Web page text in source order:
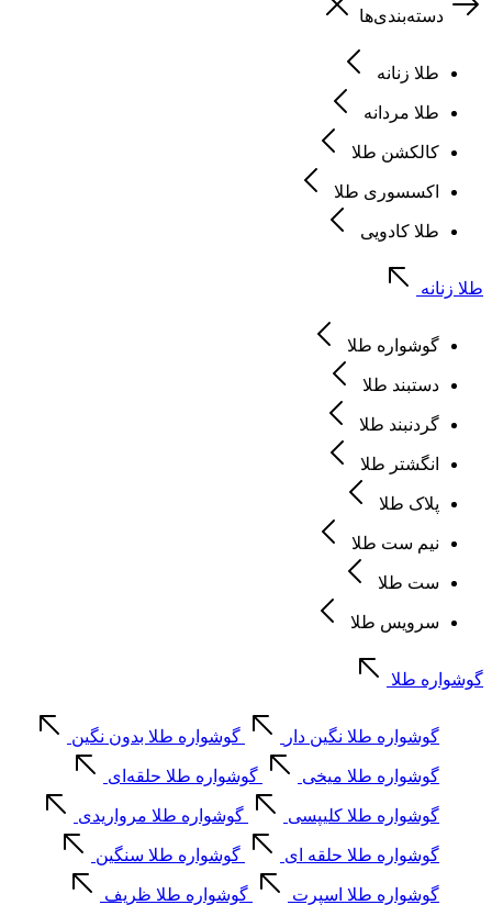
دسته‌بندی‌ها
طلا زنانه
طلا مردانه
کالکشن طلا
اکسسوری طلا
طلا کادویی
طلا زنانه
گوشواره طلا
دستبند طلا
گردنبند طلا
انگشتر طلا
پلاک طلا
نیم ست طلا
ست طلا
سرویس طلا
گوشواره طلا
گوشواره طلا نگین دار گوشواره طلا بدون نگین
گوشواره طلا میخی گوشواره طلا حلقه‌ای
گوشواره طلا کلیپسی گوشواره طلا مرواریدی
گوشواره طلا حلقه ای گوشواره طلا سنگین
گوشواره طلا اسپرت گوشواره طلا ظریف